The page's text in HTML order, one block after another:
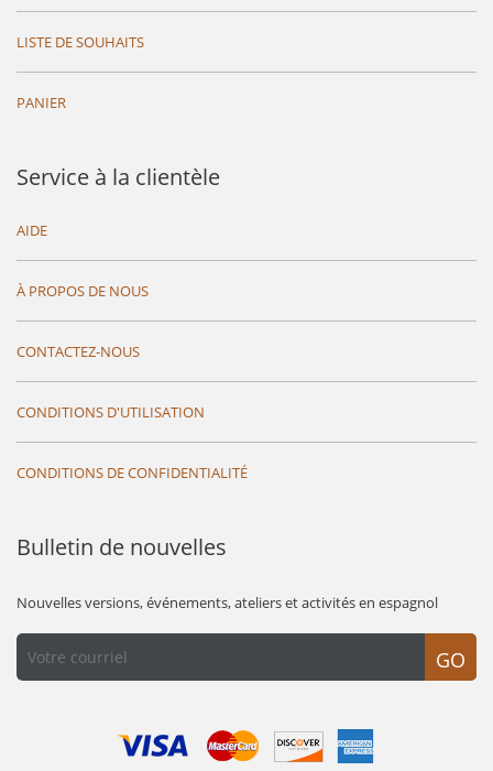
LISTE DE SOUHAITS
PANIER
Service à la clientèle
AIDE
À PROPOS DE NOUS
CONTACTEZ-NOUS
CONDITIONS D'UTILISATION
CONDITIONS DE CONFIDENTIALITÉ
Bulletin de nouvelles
Nouvelles versions, événements, ateliers et activités en espagnol
GO